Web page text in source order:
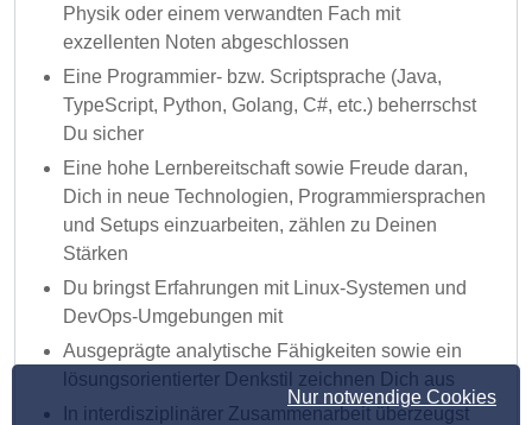
Nur notwendige Cookies
Physik oder einem verwandten Fach mit
exzellenten Noten abgeschlossen
Eine Programmier- bzw. Scriptsprache (Java,
TypeScript, Python, Golang, C#, etc.) beherrschst
Du sicher
Eine hohe Lernbereitschaft sowie Freude daran,
Dich in neue Technologien, Programmiersprachen
und Setups einzuarbeiten, zählen zu Deinen
Stärken
Du bringst Erfahrungen mit Linux-Systemen und
DevOps-Umgebungen mit
Ausgeprägte analytische Fähigkeiten sowie ein
lösungsorientierter Denkstil zeichnen Dich aus
In interdisziplinärer Zusammenarbeit überzeugst